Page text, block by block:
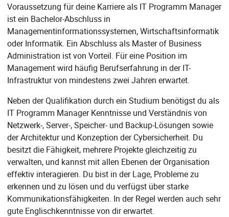
Voraussetzung für deine Karriere als IT Programm Manager
ist ein Bachelor-Abschluss in
Managementinformationssystemen, Wirtschaftsinformatik
oder Informatik. Ein Abschluss als Master of Business
Administration ist von Vorteil. Für eine Position im
Management wird häufig Berufserfahrung in der IT-
Infrastruktur von mindestens zwei Jahren erwartet.
Neben der Qualifikation durch ein Studium benötigst du als
IT Programm Manager Kenntnisse und Verständnis von
Netzwerk-, Server-, Speicher- und Backup-Lösungen sowie
der Architektur und Konzeption der Cybersicherheit. Du
besitzt die Fähigkeit, mehrere Projekte gleichzeitig zu
verwalten, und kannst mit allen Ebenen der Organisation
effektiv interagieren. Du bist in der Lage, Probleme zu
erkennen und zu lösen und du verfügst über starke
Kommunikationsfähigkeiten. In der Regel werden auch sehr
gute Englischkenntnisse von dir erwartet.